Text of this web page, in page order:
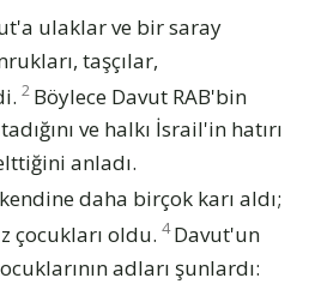
ulaklar ve bir saray
taşçılar,
2 Böylece Davut RAB'bin
ve halkı İsrail'in hatırı
anladı.
daha birçok karı aldı;
çocukları oldu. 4 Davut'un
adları şunlardı: